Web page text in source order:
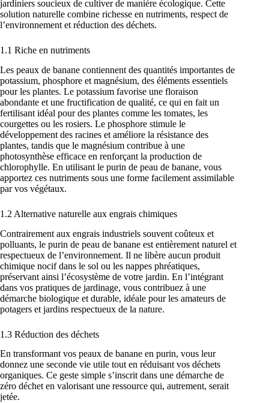
jardiniers soucieux de cultiver de manière écologique. Cette
solution naturelle combine richesse en nutriments, respect de
l’environnement et réduction des déchets.
1.1 Riche en nutriments
Les peaux de banane contiennent des quantités importantes de
potassium, phosphore et magnésium, des éléments essentiels
pour les plantes. Le potassium favorise une floraison
abondante et une fructification de qualité, ce qui en fait un
fertilisant idéal pour des plantes comme les tomates, les
courgettes ou les rosiers. Le phosphore stimule le
développement des racines et améliore la résistance des
plantes, tandis que le magnésium contribue à une
photosynthèse efficace en renforçant la production de
chlorophylle. En utilisant le purin de peau de banane, vous
apportez ces nutriments sous une forme facilement assimilable
par vos végétaux.
1.2 Alternative naturelle aux engrais chimiques
Contrairement aux engrais industriels souvent coûteux et
polluants, le purin de peau de banane est entièrement naturel et
respectueux de l’environnement. Il ne libère aucun produit
chimique nocif dans le sol ou les nappes phréatiques,
préservant ainsi l’écosystème de votre jardin. En l’intégrant
dans vos pratiques de jardinage, vous contribuez à une
démarche biologique et durable, idéale pour les amateurs de
potagers et jardins respectueux de la nature.
1.3 Réduction des déchets
En transformant vos peaux de banane en purin, vous leur
donnez une seconde vie utile tout en réduisant vos déchets
organiques. Ce geste simple s’inscrit dans une démarche de
zéro déchet en valorisant une ressource qui, autrement, serait
jetée.